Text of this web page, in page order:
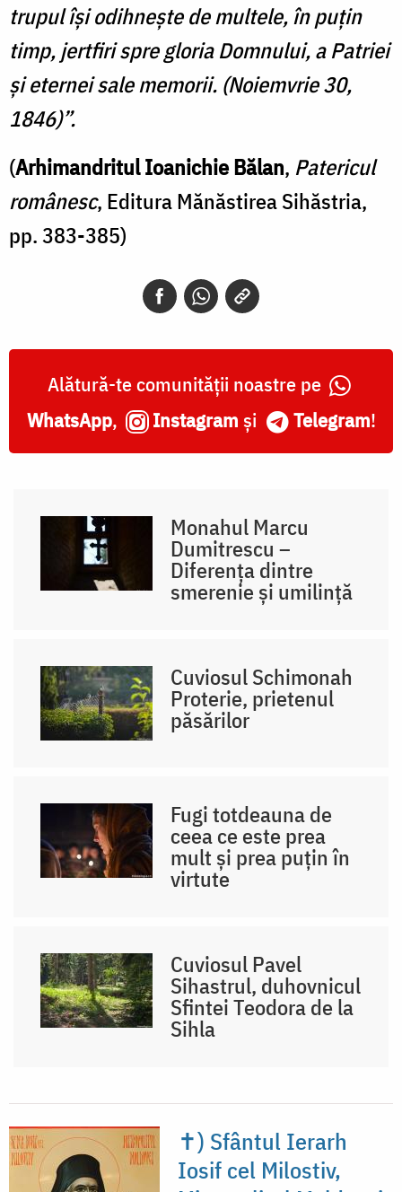
trupul îşi odihneşte de multele, în puţin
timp, jertfiri spre gloria Domnului, a Patriei
şi eternei sale memorii. (Noiemvrie 30,
1846)”.
(Arhimandritul Ioanichie Bălan, Patericul
românesc, Editura Mănăstirea Sihăstria,
pp. 383-385)
Alătură-te comunității noastre pe
WhatsApp, Instagram și Telegram!
Monahul Marcu
Dumitrescu –
Diferența dintre
smerenie și umilință
Cuviosul Schimonah
Proterie, prietenul
păsărilor
Fugi totdeauna de
ceea ce este prea
mult și prea puțin în
virtute
Cuviosul Pavel
Sihastrul, duhovnicul
Sfintei Teodora de la
Sihla
✝) Sfântul Ierarh
Iosif cel Milostiv,